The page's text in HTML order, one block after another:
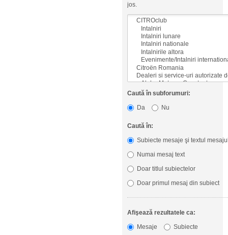
jos.
Caută în subforumuri:
Da
Nu
Caută în:
Subiecte mesaje şi textul
Numai mesaj text
Doar titlul subiectelor
Doar primul mesaj din subiect
Afişează rezultatele ca:
Mesaje
Subiecte